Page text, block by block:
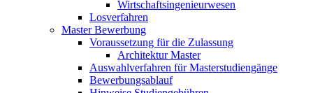
Wirtschaftsingenieurwesen
Losverfahren
Master Bewerbung
Voraussetzung für die Zulassung
Architektur Master
Auswahlverfahren für Masterstudiengänge
Bewerbungsablauf